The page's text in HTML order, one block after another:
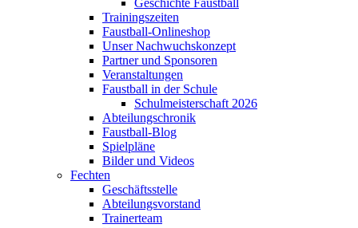
Trainingszeiten
Faustball-Onlineshop
Unser Nachwuchskonzept
Partner und Sponsoren
Veranstaltungen
Faustball in der Schule
Schulmeisterschaft 2026
Abteilungschronik
Faustball-Blog
Spielpläne
Bilder und Videos
Fechten
Geschäftsstelle
Abteilungsvorstand
Trainerteam